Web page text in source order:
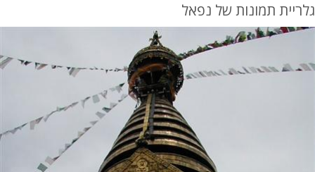
גלריית תמונות של נפאל